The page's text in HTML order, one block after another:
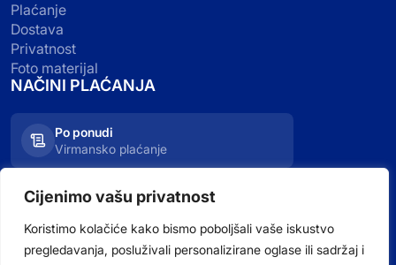
Cijenimo vašu privatnost
Koristimo kolačiće kako bismo poboljšali vaše iskustvo
pregledavanja, posluživali personalizirane oglase ili sadržaj i
Plaćanje
Dostava
Privatnost
Foto materijal
NAČINI PLAĆANJA
Po ponudi
Virmansko plaćanje
Kartično plaćanje
Visa, Mastercard, Maestro